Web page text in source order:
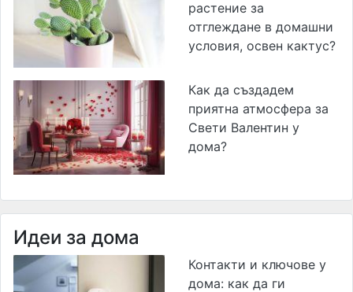
растение за
отглеждане в домашни
условия, освен кактус?
Как да създадем
приятна атмосфера за
Свети Валентин у
дома?
Идеи за дома
Контакти и ключове у
дома: как да ги